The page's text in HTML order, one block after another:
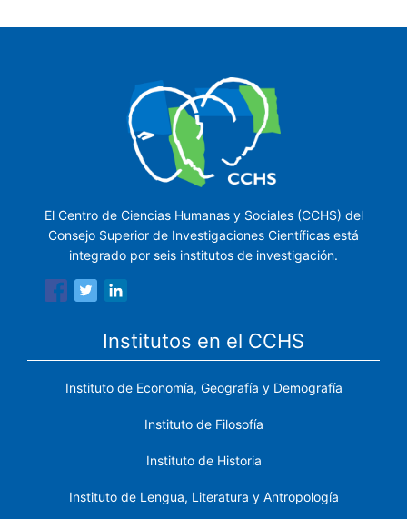
El Centro de Ciencias Humanas y Sociales (CCHS) del
Consejo Superior de Investigaciones Científicas está
integrado por seis institutos de investigación.
Institutos en el CCHS
Instituto de Economía, Geografía y Demografía
Instituto de Filosofía
Instituto de Historia
Instituto de Lengua, Literatura y Antropología